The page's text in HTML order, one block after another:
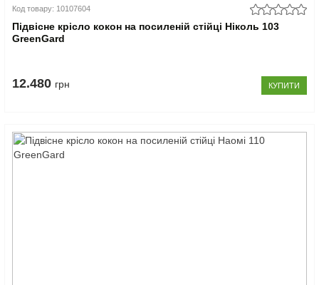
Код товару: 10107604
Підвісне крісло кокон на посиленій стійці Ніколь 103
GreenGard
12.480 грн КУПИТИ